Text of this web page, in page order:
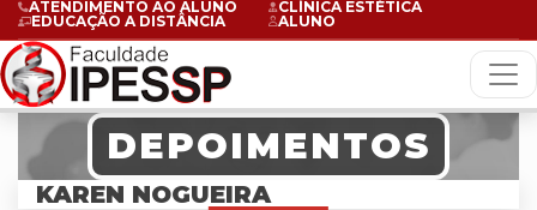
ATENDIMENTO AO ALUNO
CLÍNICA ESTÉTICA
EDUCAÇÃO A DISTÂNCIA
ALUNO
DEPOIMENTOS
KAREN NOGUEIRA